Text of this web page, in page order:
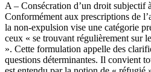
A – Consécration d’un droit subjectif
Conformément aux prescriptions de
la non-expulsion vise une catégorie
ceux « se trouvant régulièrement sur
». Cette formulation appelle des
questions déterminantes. Il convient